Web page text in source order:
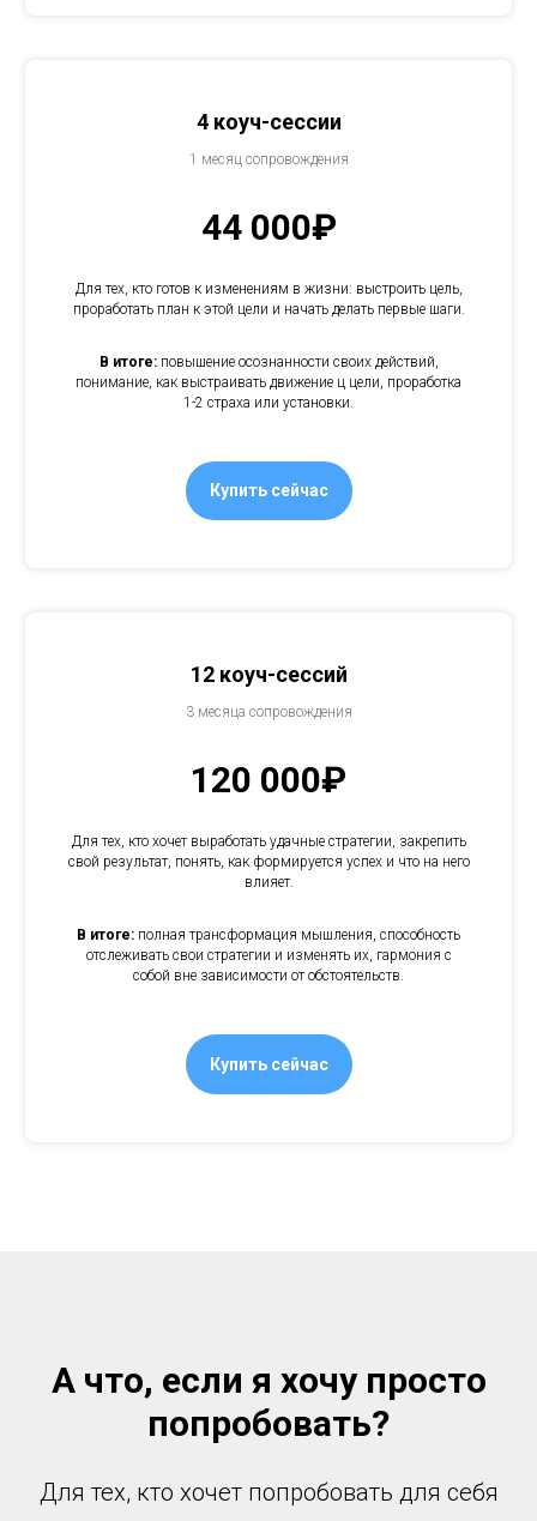
4 коуч-сессии
1 месяц сопровождения
44 000₽
Для тех, кто готов к изменениям в жизни: выстроить цель,
проработать план к этой цели и начать делать первые шаги.
В итоге:повышение осознанности своих действий,
понимание, как выстраивать движение ц цели, проработка
1-2 страха или установки.
Купить сейчас
12 коуч-сессий
3 месяца сопровождения
120 000₽
Для тех, кто хочет выработать удачные стратегии, закрепить
свой результат, понять, как формируется успех и что на него
влияет.
В итоге: полная трансформация мышления, способность
отслеживать свои стратегии и изменять их, гармония с
собой вне зависимости от обстоятельств.
Купить сейчас
А что, если я хочу просто
попробовать?
Для тех, кто хочет попробовать для себя